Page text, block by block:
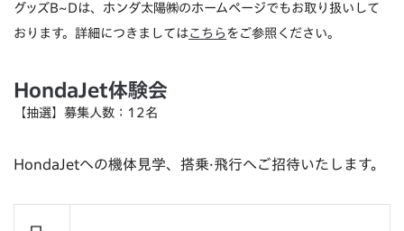
グッズB~Dは、ホンダ太陽㈱のホームページでもお取り扱いして
おります。詳細につきましてはこちら をご参照ください。
HondaJet体験会
【抽選】募集人数：12名
HondaJetへの機体見学、搭乗·飛行へご招待いたします。